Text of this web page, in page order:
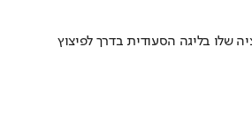
שלו בליגה הסעודית בדרך לפיצוץ